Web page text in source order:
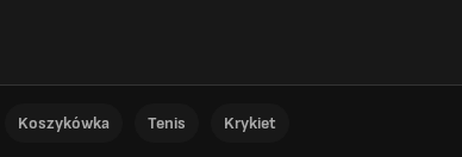
Koszykówka Tenis Krykiet